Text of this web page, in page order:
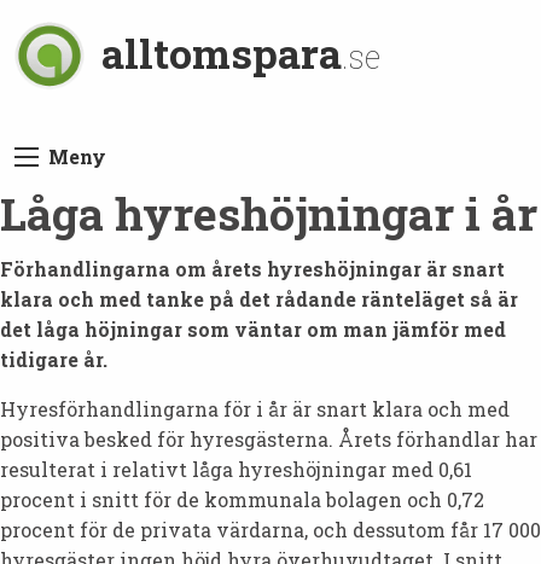
alltomspara.se
Meny
Låga hyreshöjningar i år
Förhandlingarna om årets hyreshöjningar är snart
klara och med tanke på det rådande ränteläget så är
det låga höjningar som väntar om man jämför med
tidigare år.
Hyresförhandlingarna för i år är snart klara och med
positiva besked för hyresgästerna. Årets förhandlar har
resulterat i relativt låga hyreshöjningar med 0,61
procent i snitt för de kommunala bolagen och 0,72
procent för de privata värdarna, och dessutom får 17 000